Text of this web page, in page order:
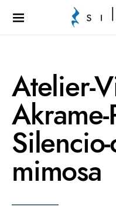
Search for:
Atelier-
Akrame-
mimosa